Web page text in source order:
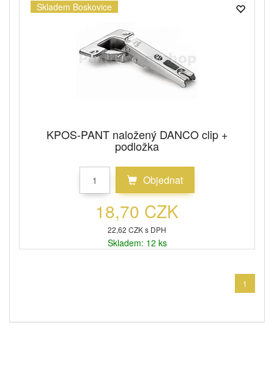
Skladem Boskovice
KPOS-PANT naložený DANCO clip +
podložka
Objednat
18,70 CZK
22,62 CZK s DPH
Skladem: 12 ks
1